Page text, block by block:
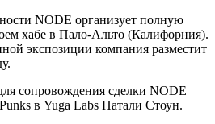
NODE организует полную
хабе в Пало-Альто (Калифорния).
экспозиции компания разместит
сопровождения сделки NODE
в Yuga Labs Натали Стоун.